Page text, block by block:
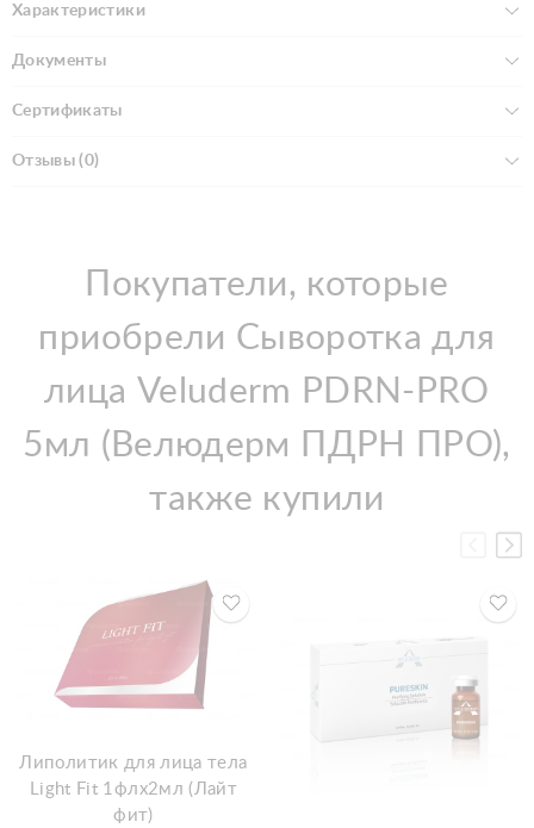
Характеристики
Документы
Сертификаты
Отзывы (0)
Покупатели, которые
приобрели Сыворотка для
лица Veluderm PDRN-PRO
5мл (Велюдерм ПДРН ПРО),
также купили
Липолитик для лица тела
Light Fit 1флx2мл (Лайт
фит)